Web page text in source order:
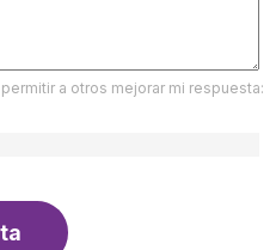
permitir a otros mejorar mi respuesta: